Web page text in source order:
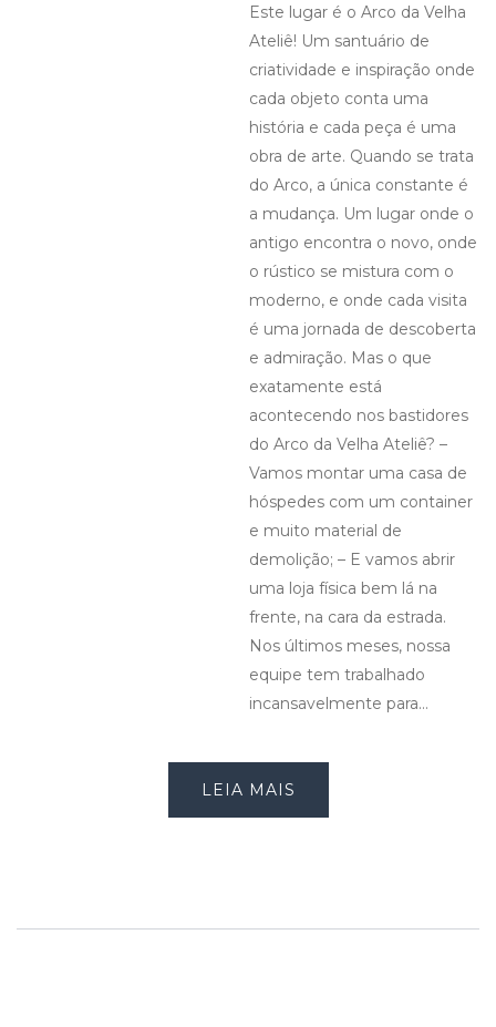
Este lugar é o Arco da Velha
Ateliê! Um santuário de
criatividade e inspiração onde
cada objeto conta uma
história e cada peça é uma
obra de arte. Quando se trata
do Arco, a única constante é
a mudança. Um lugar onde o
antigo encontra o novo, onde
o rústico se mistura com o
moderno, e onde cada visita
é uma jornada de descoberta
e admiração. Mas o que
exatamente está
acontecendo nos bastidores
do Arco da Velha Ateliê? –
Vamos montar uma casa de
hóspedes com um container
e muito material de
demolição; – E vamos abrir
uma loja física bem lá na
frente, na cara da estrada.
Nos últimos meses, nossa
equipe tem trabalhado
incansavelmente para…
LEIA MAIS